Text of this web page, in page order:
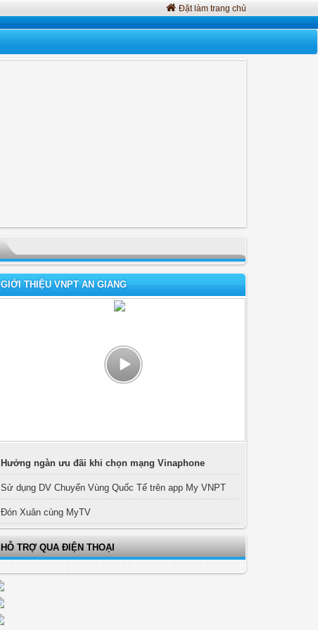
Đặt làm trang chủ
GIỚI THIỆU VNPT AN GIANG
Hưởng ngàn ưu đãi khi chọn mạng Vinaphone
Sử dụng DV Chuyển Vùng Quốc Tế trên app My VNPT
Đón Xuân cùng MyTV
HỖ TRỢ QUA ĐIỆN THOẠI